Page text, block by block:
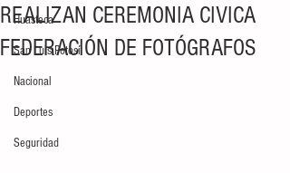
Huasteca
San Luis Potosí
Nacional
Deportes
Seguridad
REALIZAN CEREMONIA CIVICA
FEDERACIÓN DE FOTÓGRAFOS